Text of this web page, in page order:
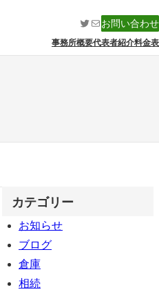
Twitter
メールお問い合わせ
事務所概要代表者紹介料金表
カテゴリー
お知らせ
ブログ
倉庫
相続